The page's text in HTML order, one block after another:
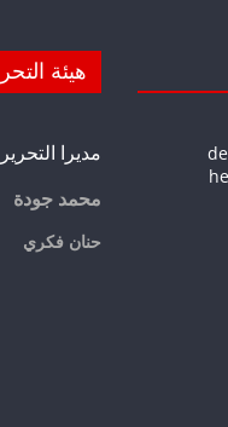
هيئة
مديرا التحرير
محمد جودة
حنان فكري